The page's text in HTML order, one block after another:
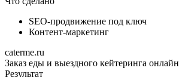
SEO-продвижение под ключ
Контент-маркетинг
caterme.ru
Заказ еды и выездного кейтеринга онлайн
Результат